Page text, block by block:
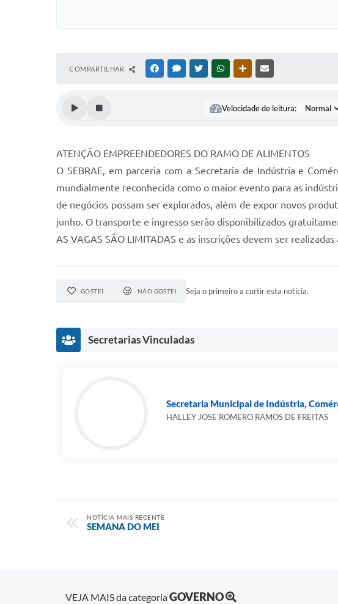
COMPARTILHAR FACEBOOKMESSENGER
TWITTERWHATSAPPOUTRAS MÍDIAS
Velocidade de leitura:
ATENÇÃO EMPREENDEDORES DO RAMO DE ALIMENTOS
O SEBRAE, em parceria com a Secretaria de Indústria e
mundialmente reconhecida como o maior evento para as
de negócios possam ser explorados, além de expor novos
junho. O transporte e ingresso serão disponibilizados
AS VAGAS SÃO LIMITADAS e as inscrições devem ser
GOSTEI NÃO GOSTEI Seja o primeiro a curtir esta notícia.
Secretarias Vinculadas
Secretaria Municipal de Indústria,
HALLEY JOSE ROMERO RAMOS DE FREITAS
NOTÍCIA MAIS RECENTE
SEMANA DO MEI
VEJA MAIS da categoriaGOVERNO